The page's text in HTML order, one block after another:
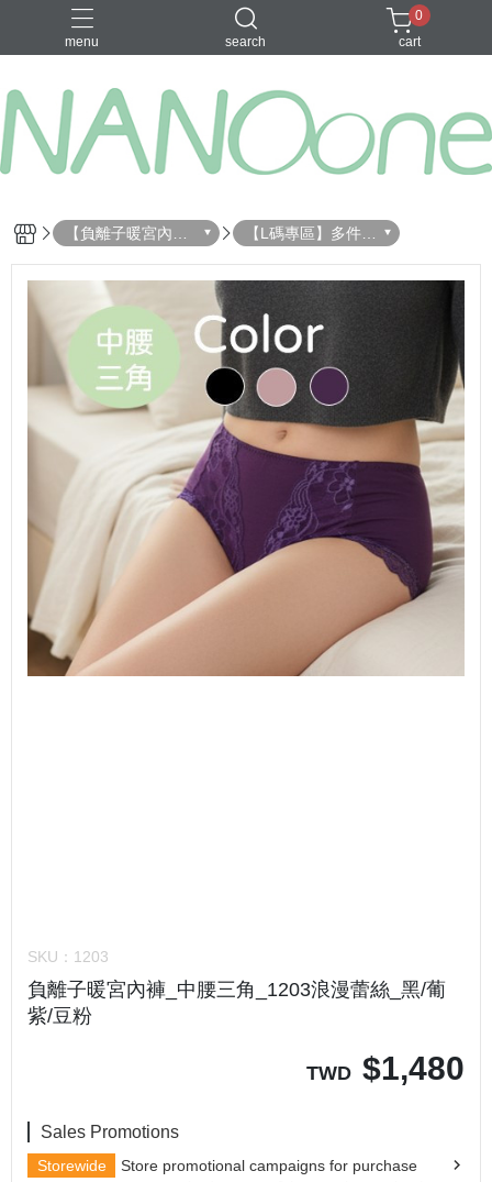
menu search
募資金額 100
0
cart
【負離子暖宮內
褲】尺寸選擇
【L碼專區】多件優
惠
SKU： 1203
負離子暖宮內褲_中腰三角_1203浪漫蕾絲_黑/葡
紫/豆粉
TWD $1,480
Sales Promotions
Storewide
Store promotional campaigns for purchase